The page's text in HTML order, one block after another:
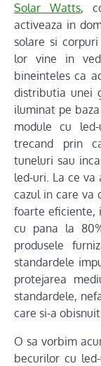
Solar Watts,
activeaza in
solare si
lor vine in
bineinteles ca
distributia unei
iluminat pe
module cu
trecand prin
tuneluri sau
led-uri. La ce va
cazul in care va
foarte eficiente,
cu pana la
produsele
standardele
protejarea
standardele,
care si-a
O sa vorbim
becurilor cu